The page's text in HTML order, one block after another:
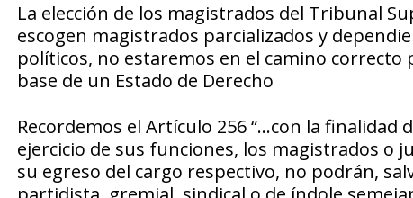
La elección de los magistrados del Tribunal
escogen magistrados parcializados y
políticos, no estaremos en el camino
base de un Estado de Derecho
Recordemos el Artículo 256 “…con la
ejercicio de sus funciones, los magistrados o
su egreso del cargo respectivo, no podrán,